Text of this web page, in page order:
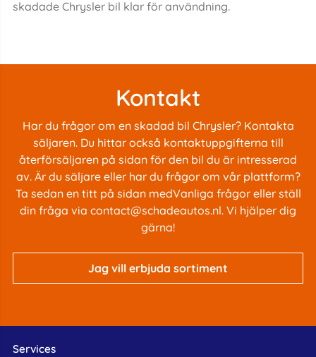
skadade Chrysler bil klar för användning.
Kontakt
Har du frågor om en skadad bil Chrysler? Kontakta
säljaren. Du hittar också kontaktuppgifterna till
återförsäljaren på sidan för den bil du är intresserad
av. Är du säljare eller har du frågor om vår plattform?
Ta sedan en titt på sidan medVanliga frågoreller ställ
din fråga via contact@schadeautos.nl. Vi hjälper dig
gärna!
Jag vill erbjuda sortiment
Services